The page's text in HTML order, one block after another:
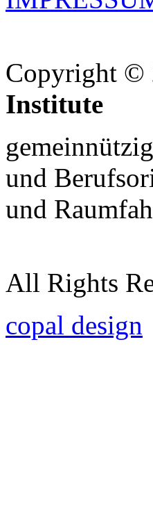
Copyright ©
Institute
und
und
All Rights
copal design